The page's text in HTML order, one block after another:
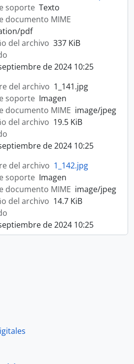
soporte Texto
documento MIME
pdf
del archivo 337 KiB
de 2024 10:25
del archivo 1_141.jpg
soporte Imagen
documento MIME image/jpeg
del archivo 19.5 KiB
de 2024 10:25
del archivo 1_142.jpg
soporte Imagen
documento MIME image/jpeg
del archivo 14.7 KiB
de 2024 10:25